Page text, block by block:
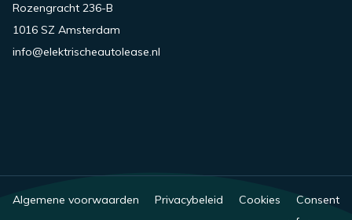
Rozengracht 236-B
1016 SZ Amsterdam
info@elektrischeautolease.nl
Algemene voorwaarden Privacybeleid Cookies
Consent